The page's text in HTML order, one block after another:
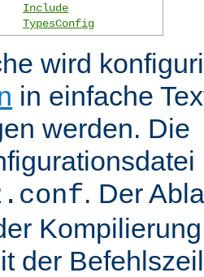
Include
TypesConfig
wird
in einfache
werden. Die
. Der
der